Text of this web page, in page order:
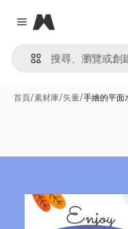
Close menu
Magnific
首頁/素材庫/矢量/手繪的平面